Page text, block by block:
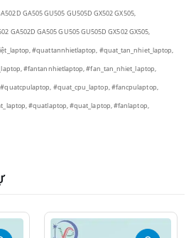
GA505 GU505 GU505D GX502 GX505,
GA502D GA505 GU505 GU505D GX502 GX505,
#quattannhietlaptop, #quat_tan_nhiet_laptop,
#fantannhietlaptop, #fan_tan_nhiet_laptop,
#quat_cpu_laptop, #fancpulaptop,
#quatlaptop, #quat_laptop, #fanlaptop,